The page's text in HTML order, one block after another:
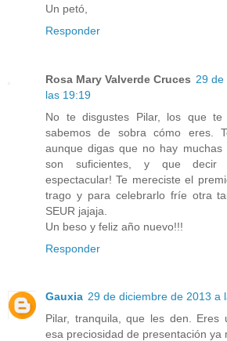
Un petó,
Responder
Rosa Mary Valverde Cruces 29 de
las 19:19
No te disgustes Pilar, los que te
sabemos de sobra cómo eres.
aunque digas que no hay muchas
son suficientes, y que decir
espectacular! Te mereciste el
trago y para celebrarlo fríe otra
SEUR jajaja.
Un beso y feliz año nuevo!!!
Responder
Gauxia 29 de diciembre de 2013 a
Pilar, tranquila, que les den. Eres
esa preciosidad de presentación ya